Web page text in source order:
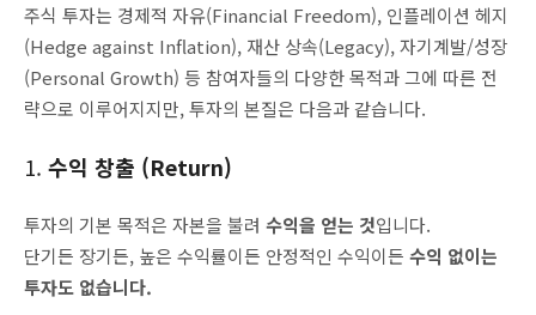
주식 투자는 경제적 자유(Financial Freedom), 인플레이션 헤지
(Hedge against Inflation), 재산 상속(Legacy), 자기계발/성장
(Personal Growth) 등 참여자들의 다양한 목적과 그에 따른 전
략으로 이루어지지만, 투자의 본질은 다음과 같습니다.
1. 수익 창출 (Return)
투자의 기본 목적은 자본을 불려 수익을 얻는 것입니다.
단기든 장기든, 높은 수익률이든 안정적인 수익이든 수익 없이는
투자도 없습니다.